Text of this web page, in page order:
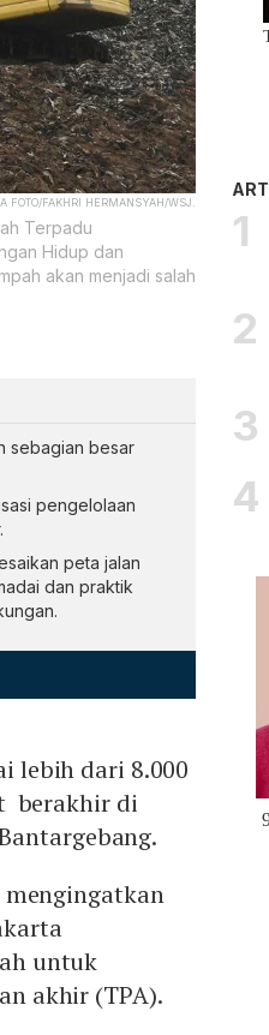
FOTO/FAKHRI HERMANSYAH/WSJ.
Terpadu
Hidup dan
akan menjadi salah
sebagian besar
pengelolaan
peta jalan
dan praktik
lebih dari 8.000
berakhir di
untuk
akhir (TPA).